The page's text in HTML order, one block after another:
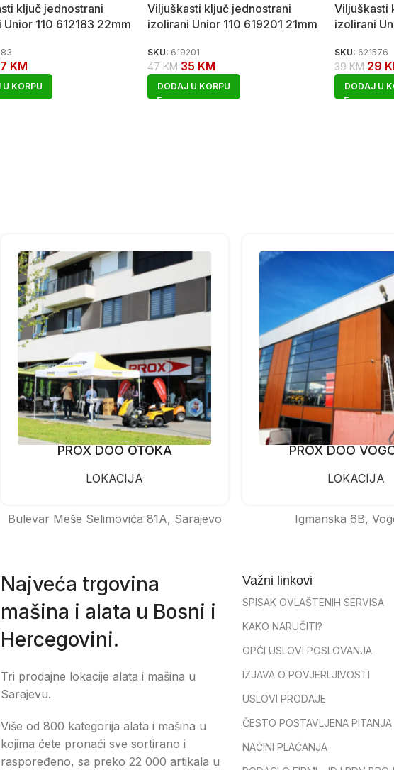
ključ jednostrani
110 612183 22mm
KM
KORPU
Viljuškasti ključ jednostrani
izolirani Unior 110 619201 21mm
SKU: 619201
47KM 35 KM
DODAJ U KORPU
Viljuškasti
izolirani
SKU: 621576
39KM 29
DODAJ U
PROX DOO OTOKA
LOKACIJA
Bulevar Meše Selimovića 81A, Sarajevo
PROX DOO
LOKACIJA
Igmanska 6B,
Najveća trgovina
mašina i alata u Bosni i
Hercegovini.
Tri prodajne lokacije alata i mašina u
Sarajevu.
Više od 800 kategorija alata i mašina u
kojima ćete pronaći sve sortirano i
raspoređeno, sa preko 22 000 artikala u
Važni linkovi
SPISAK OVLAŠTENIH SERVISA
KAKO NARUČITI?
OPĆI USLOVI POSLOVANJA
IZJAVA O POVJERLJIVOSTI
USLOVI PRODAJE
ČESTO POSTAVLJENA PITANJA
NAČINI PLAĆANJA